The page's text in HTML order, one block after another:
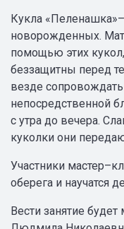
Кукла
новорожденных.
помощью этих
беззащитны перед
везде
непосредственной
с утра до вечера.
куколки они
Участники
оберега и научатся
Вести занятие будет